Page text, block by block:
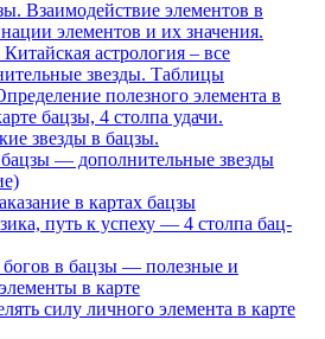
Взаимодействие элементов в
элементов и их значения.
астрология – все
звезды. Таблицы
полезного элемента в
бацзы, 4 столпа удачи.
звезды в бацзы.
— дополнительные звезды
в картах бацзы
путь к успеху — 4 столпа бац-
богов в бацзы — полезные и
в карте
силу личного элемента в карте